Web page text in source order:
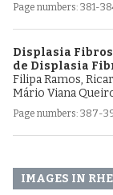
Page numbers: 381-
Displasia
de Displasia
Filipa Ramos,
Mário Viana
Page numbers: 387-
IMAGES IN